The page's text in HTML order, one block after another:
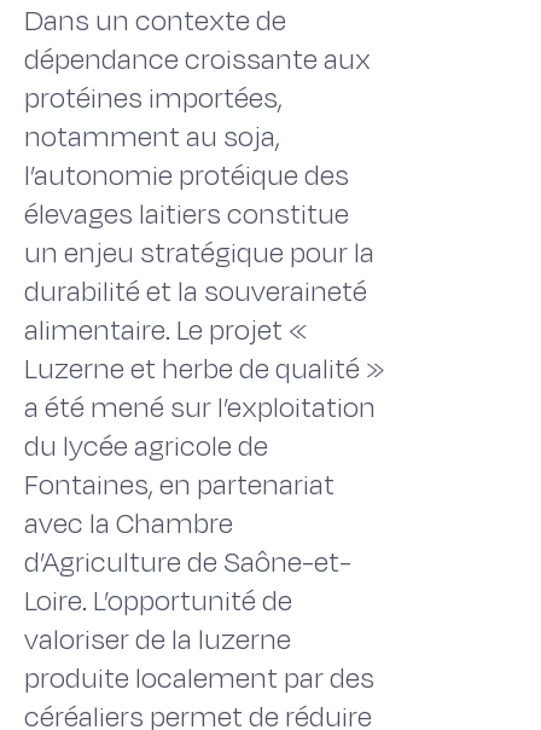
Dans un contexte de
dépendance croissante aux
protéines importées,
notamment au soja,
l’autonomie protéique des
élevages laitiers constitue
un enjeu stratégique pour la
durabilité et la souveraineté
alimentaire. Le projet «
Luzerne et herbe de qualité »
a été mené sur l’exploitation
du lycée agricole de
Fontaines, en partenariat
avec la Chambre
d’Agriculture de Saône-et-
Loire. L’opportunité de
valoriser de la luzerne
produite localement par des
céréaliers permet de réduire